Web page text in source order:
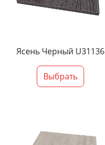
Ясень Черный U31136
Выбрать